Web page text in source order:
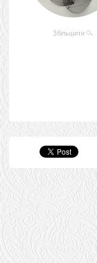
Збільшити